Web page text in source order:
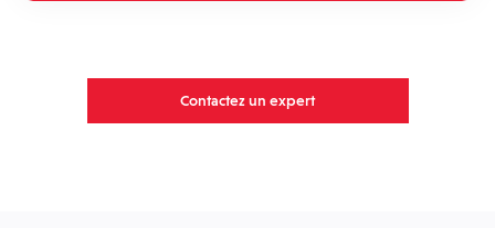
Contactez un expert